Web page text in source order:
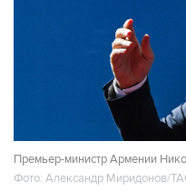
Премьер-министр Армении
Фото: Александр Миридонов/